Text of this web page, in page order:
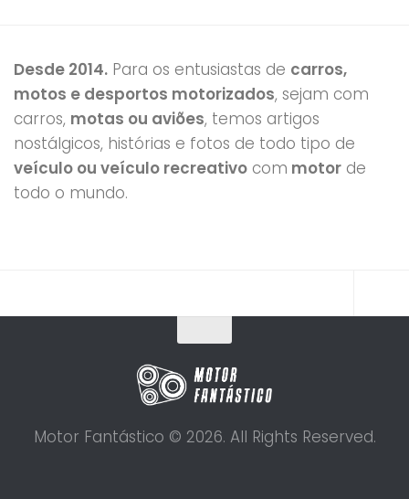
Desde 2014. Para os entusiastas de carros,
motos e desportos motorizados, sejam com
carros, motas ou aviões, temos artigos
nostálgicos, histórias e fotos de todo tipo de
veículo ou veículo recreativo com motor de
todo o mundo.
Motor Fantástico © 2026. All Rights Reserved.